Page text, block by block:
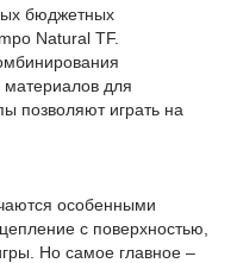
бюджетных
Natural TF.
материалов для
позволяют играть на
особенными
с поверхностью,
Но самое главное –